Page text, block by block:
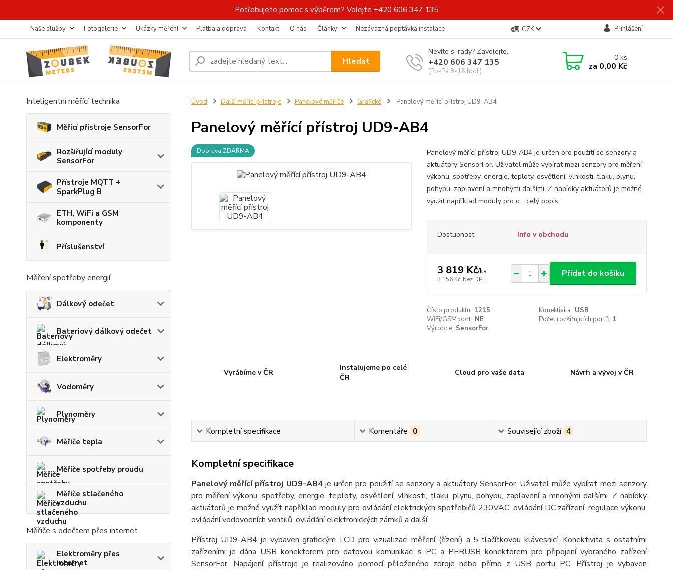
Potřebujete pomoc s výběrem? Volejte +420 606 347 135
Naše služby Fotogalerie Ukázky měření Platba a doprava Kontakt O nás Články Nezávazná poptávka instalace CZK Přihlášení
Hledat
Nevíte si rady? Zavolejte.
+420 606 347 135
(Po-Pá 8-16 hod.)
0ks
za 0,00 Kč
Inteligentní měřící technika
Měřící přístroje SensorFor
Rozšiřující moduly
SensorFor
Přístroje MQTT +
SparkPlug B
ETH, WiFi a GSM
komponenty
Příslušenství
Měření spotřeby energií
Dálkový odečet
Bateriový dálkový odečet
Elektroměry
Vodoměry
Plynoměry
Měřiče tepla
Měřiče spotřeby proudu
Měřiče stlačeného
vzduchu
Měřiče s odečtem přes internet
Elektroměry přes
internet
Úvod Další měřící přístroje Panelové měřiče Grafické Panelový měřící přístroj UD9-AB4
Panelový měřící přístroj UD9-AB4
Doprava ZDARMA
Panelový měřící přístroj UD9-AB4 je určen pro použití se senzory a
aktuátory SensorFor. Uživatel může vybírat mezi senzory pro měření
výkonu, spotřeby, energie, teploty, osvětlení, vlhkosti, tlaku, plynu,
pohybu, zaplavení a mnohými dalšími. Z nabídky aktuátorů je možné
využít například moduly pro o... celý popis
Dostupnost Info v obchodu
3 819 Kč/ks
3 156 Kč bez DPH
Přidat do košíku
Číslo produktu: 1215 Konektivita: USB
WiFi/GSM port: NE Počet rozšiřujících portů: 1
Výrobce: SensorFor
Vyrábíme v ČR
Instalujeme po celé
ČR
Cloud pro vaše data Návrh a vývoj v ČR
Kompletní specifikace Komentáře 0 Související zboží 4
Kompletní specifikace
Panelový měřící přístroj UD9-AB4je určen pro použití se senzory a aktuátory SensorFor. Uživatel může vybírat mezi senzory
pro měření výkonu, spotřeby, energie, teploty, osvětlení, vlhkosti, tlaku, plynu, pohybu, zaplavení a mnohými dalšími. Z nabídky
aktuátorů je možné využít například moduly pro ovládání elektrických spotřebičů 230VAC, ovládání DC zařízení, regulace výkonu,
ovládání vodovodních ventilů, ovládání elektronických zámků a další.
Přístroj UD9-AB4 je vybaven grafickým LCD pro vizualizaci měření (řízení) a 5-tlačítkovou klávesnicí. Konektivita s ostatními
zařízeními je dána USB konektorem pro datovou komunikaci s PC a PERUSB konektorem pro připojení vybraného zařízení
SensorFor. Napájení přístroje je realizováno pomocí přiloženého zdroje nebo přímo z USB portu PC. Přístroj je vybaven